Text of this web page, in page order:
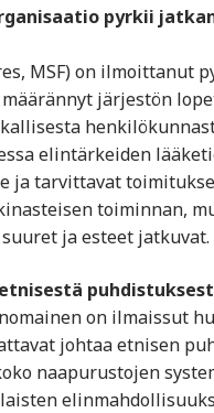
pyrkii
MSF) on ilmoittanut
järjestön
elintärkeiden
ja tarvittavat
toiminnan,
ja esteet jatkuvat.
on ilmaissut
johtaa etnisen
naapurustojen